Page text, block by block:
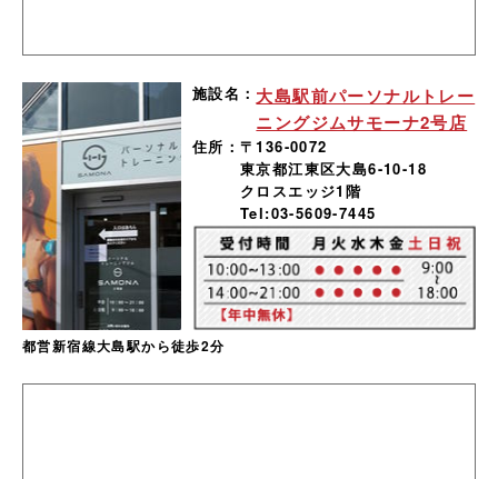
施設名： 大島駅前パーソナルトレー
ニングジムサモーナ2号店
住所： 〒136-0072
東京都江東区大島6-10-18
クロスエッジ1階
Tel:03-5609-7445
都営新宿線大島駅から徒歩2分